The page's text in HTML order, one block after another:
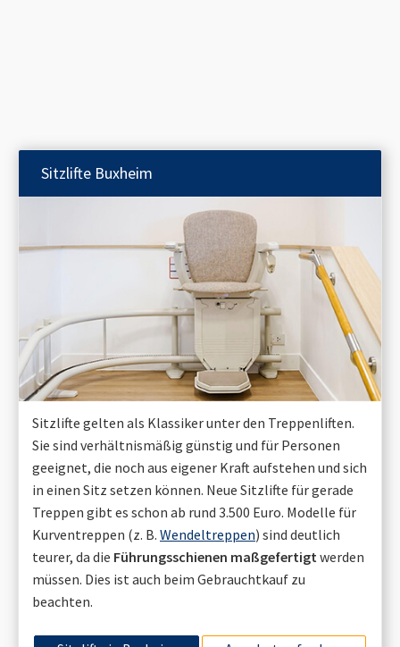
Sitzlifte Buxheim
Sitzlifte gelten als Klassiker unter den Treppenliften.
Sie sind verhältnismäßig günstig und für Personen
geeignet, die noch aus eigener Kraft aufstehen und sich
in einen Sitz setzen können. Neue Sitzlifte für gerade
Treppen gibt es schon ab rund 3.500 Euro. Modelle für
Kurventreppen (z. B. Wendeltreppen) sind deutlich
teurer, da die Führungsschienen maßgefertigt werden
müssen. Dies ist auch beim Gebrauchtkauf zu
beachten.